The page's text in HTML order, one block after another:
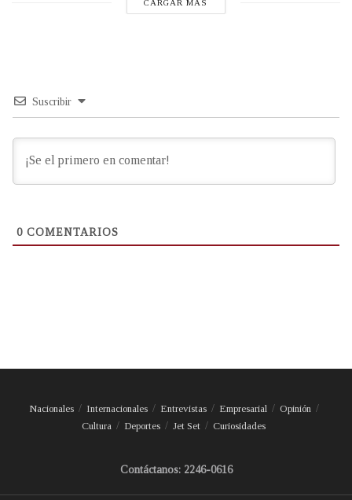
CARGAR MÁS
Suscribir
0 COMENTARIOS
Nacionales Internacionales Entrevistas Empresarial
Opinión
Cultura
Deportes Jet Set Curiosidades
Contáctanos: 2246-0616